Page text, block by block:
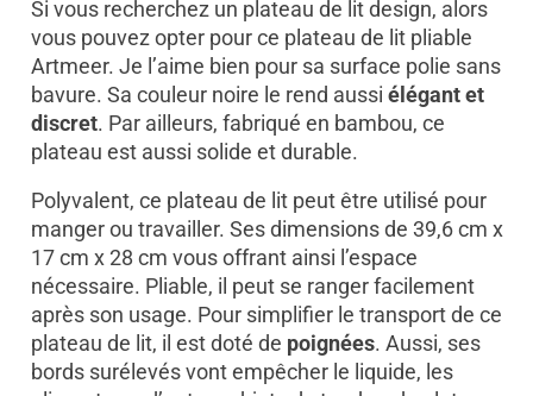
Si vous recherchez un plateau de lit design, alors
vous pouvez opter pour ce plateau de lit pliable
Artmeer. Je l’aime bien pour sa surface polie sans
bavure. Sa couleur noire le rend aussi élégant et
discret. Par ailleurs, fabriqué en bambou, ce
plateau est aussi solide et durable.
Polyvalent, ce plateau de lit peut être utilisé pour
manger ou travailler. Ses dimensions de 39,6 cm x
17 cm x 28 cm vous offrant ainsi l’espace
nécessaire. Pliable, il peut se ranger facilement
après son usage. Pour simplifier le transport de ce
plateau de lit, il est doté de poignées. Aussi, ses
bords surélevés vont empêcher le liquide, les